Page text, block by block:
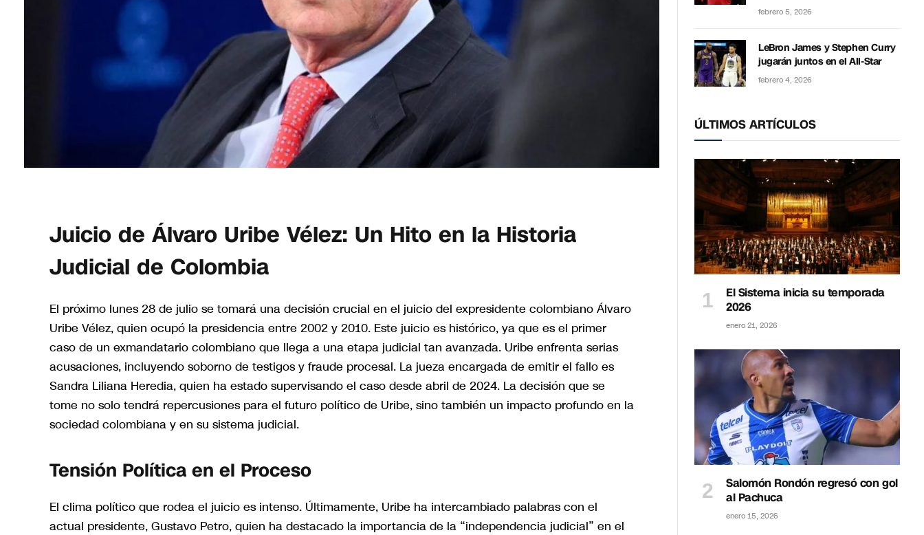
Juicio de Álvaro Uribe Vélez: Un Hito en la Historia
Judicial de Colombia
El próximo lunes 28 de julio se tomará una decisión crucial en el juicio del expresidente colombiano Álvaro
Uribe Vélez, quien ocupó la presidencia entre 2002 y 2010. Este juicio es histórico, ya que es el primer
caso de un exmandatario colombiano que llega a una etapa judicial tan avanzada. Uribe enfrenta serias
acusaciones, incluyendo soborno de testigos y fraude procesal. La jueza encargada de emitir el fallo es
Sandra Liliana Heredia, quien ha estado supervisando el caso desde abril de 2024. La decisión que se
tome no solo tendrá repercusiones para el futuro político de Uribe, sino también un impacto profundo en la
sociedad colombiana y en su sistema judicial.
Tensión Política en el Proceso
El clima político que rodea el juicio es intenso. Últimamente, Uribe ha intercambiado palabras con el
actual presidente, Gustavo Petro, quien ha destacado la importancia de la “independencia judicial” en el
febrero 5, 2026
LeBron James y Stephen Curry
jugarán juntos en el All-Star
febrero 4, 2026
ÚLTIMOS ARTÍCULOS
El Sistema inicia su temporada
2026
enero 21, 2026
Salomón Rondón regresó con gol
al Pachuca
enero 15, 2026